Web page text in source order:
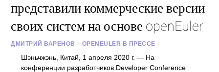
представили коммерческие версии
своих систем на основе openEuler
ДМИТРИЙ ВАРЕНОВ / OPENEULER В ПРЕССЕ /
Шэньчжэнь, Китай, 1 апреля 2020 г. — На
конференции разработчиков Developer Conference